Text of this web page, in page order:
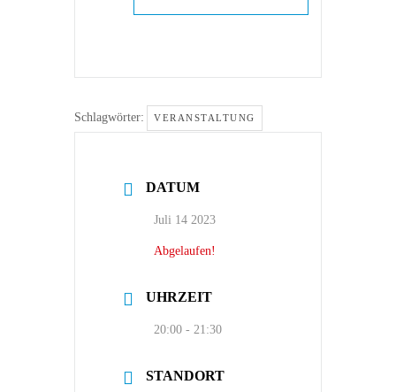
Schlagwörter: VERANSTALTUNG
DATUM
Juli 14 2023
Abgelaufen!
UHRZEIT
20:00 - 21:30
STANDORT